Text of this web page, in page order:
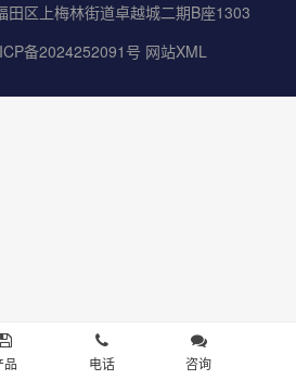
田区上梅林街道卓越城二期B座1303
备2024252091号 网站XML
品 电话 咨询